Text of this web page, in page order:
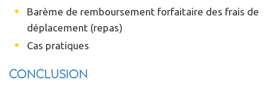
Barème de remboursement forfaitaire des frais de
déplacement (repas)
Cas pratiques
Conclusion